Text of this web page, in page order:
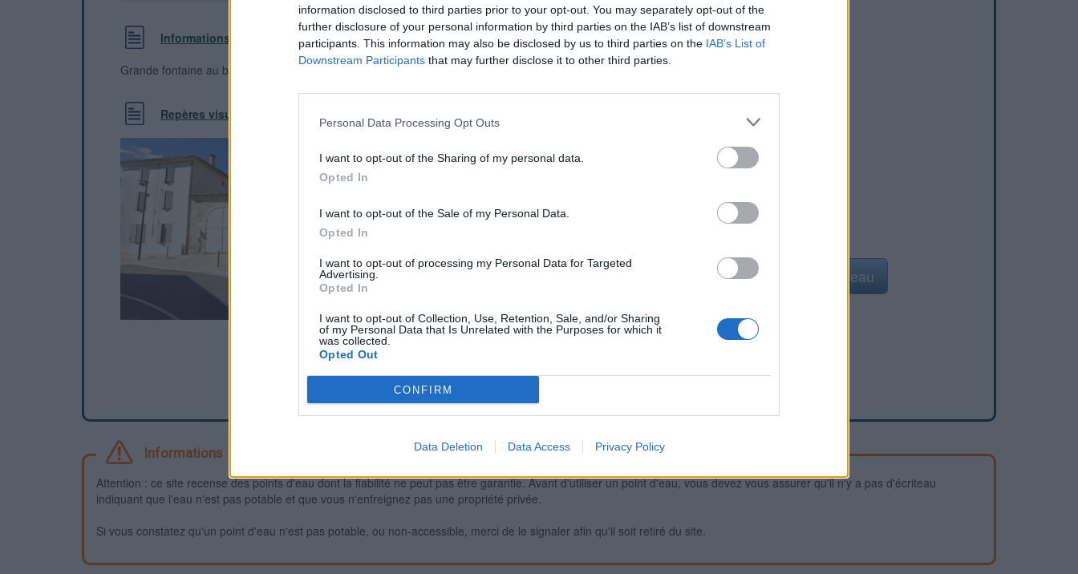
information disclosed to third parties prior to your opt-out. You may separately opt-out of the
further disclosure of your personal information by third parties on the IAB’s list of downstream
participants. This information may also be disclosed by us to third parties on the IAB’s List of
Downstream Participants that may further disclose it to other third parties.
Personal Data Processing Opt Outs
I want to opt-out of the Sharing of my personal data.
Opted In
I want to opt-out of the Sale of my Personal Data.
Opted In
I want to opt-out of processing my Personal Data for Targeted
Advertising.
Opted In
I want to opt-out of Collection, Use, Retention, Sale, and/or Sharing
of my Personal Data that Is Unrelated with the Purposes for which it
was collected.
Opted Out
CONFIRM
Data Deletion Data Access Privacy Policy
Informations complémentaires
Grande fontaine au bout de la rue en face du pont sur le Rhône.
Repères visuels
Signaler une erreur Ajouter un point d'eau
Informations
Attention : ce site recense des points d'eau dont la fiabilité ne peut pas être garantie. Avant d'utiliser un point d'eau, vous devez vous assurer qu'il n'y a pas d'écriteau
indiquant que l'eau n'est pas potable et que vous n'enfreignez pas une propriété privée.
Si vous constatez qu'un point d'eau n'est pas potable, ou non-accessible, merci de le signaler afin qu'il soit retiré du site.